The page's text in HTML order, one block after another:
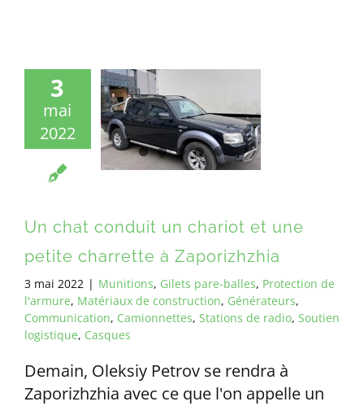
3
mai
2022
Un chat conduit un chariot et une
petite charrette à Zaporizhzhia
3 mai 2022 | Munitions, Gilets pare-balles, Protection de
l'armure, Matériaux de construction, Générateurs,
Communication, Camionnettes, Stations de radio, Soutien
logistique, Casques
Demain, Oleksiy Petrov se rendra à
Zaporizhzhia avec ce que l'on appelle un